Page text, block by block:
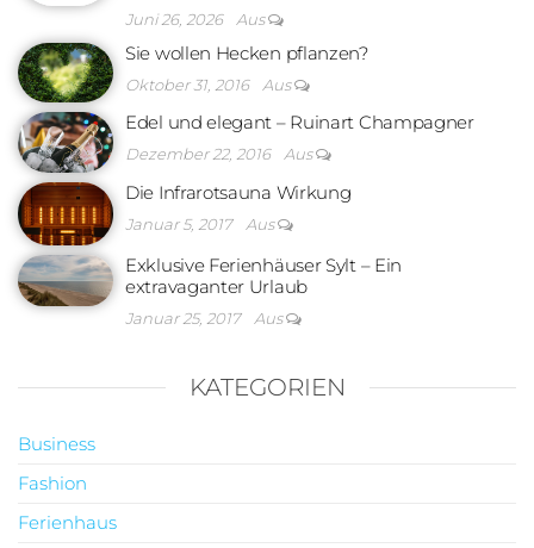
Juni 26, 2026 Aus
Sie wollen Hecken pflanzen?
Oktober 31, 2016 Aus
Edel und elegant – Ruinart Champagner
Dezember 22, 2016 Aus
Die Infrarotsauna Wirkung
Januar 5, 2017 Aus
Exklusive Ferienhäuser Sylt – Ein
extravaganter Urlaub
Januar 25, 2017 Aus
KATEGORIEN
Business
Fashion
Ferienhaus